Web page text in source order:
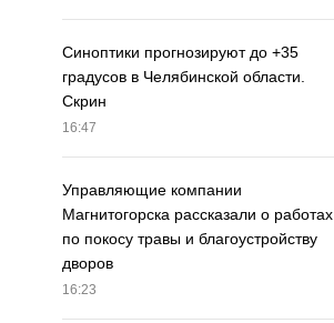
Синоптики прогнозируют до +35
градусов в Челябинской области.
Скрин
16:47
Управляющие компании
Магнитогорска рассказали о работах
по покосу травы и благоустройству
дворов
16:23